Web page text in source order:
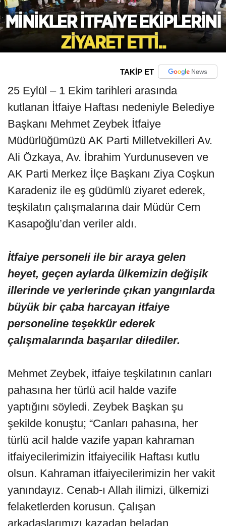
TAKİP ET
25 Eylül – 1 Ekim tarihleri arasında
kutlanan İtfaiye Haftası nedeniyle Belediye
Başkanı Mehmet Zeybek İtfaiye
Müdürlüğümüzü AK Parti Milletvekilleri Av.
Ali Özkaya, Av. İbrahim Yurdunuseven ve
AK Parti Merkez İlçe Başkanı Ziya Coşkun
Karadeniz ile eş güdümlü ziyaret ederek,
teşkilatın çalışmalarına dair Müdür Cem
Kasapoğlu’dan veriler aldı.
İtfaiye personeli ile bir araya gelen
heyet, geçen aylarda ülkemizin değişik
illerinde ve yerlerinde çıkan yangınlarda
büyük bir çaba harcayan itfaiye
personeline teşekkür ederek
çalışmalarında başarılar dilediler.
Mehmet Zeybek, itfaiye teşkilatının canları
pahasına her türlü acil halde vazife
yaptığını söyledi. Zeybek Başkan şu
şekilde konuştu; “Canları pahasına, her
türlü acil halde vazife yapan kahraman
itfaiyecilerimizin İtfaiyecilik Haftası kutlu
olsun. Kahraman itfaiyecilerimizin her vakit
yanındayız. Cenab-ı Allah ilimizi, ülkemizi
felaketlerden korusun. Çalışan
arkadaşlarımızı kazadan beladan